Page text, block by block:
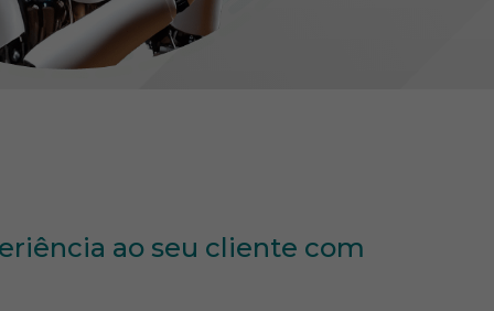
ao seu cliente com